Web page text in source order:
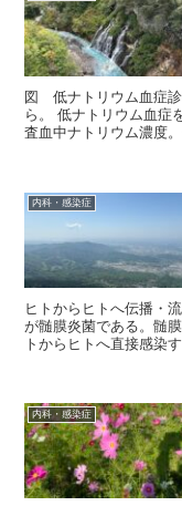
図 低ナトリウム血症
ら。 低ナトリウム血症を診断するためのチェックすべき項目血液検
査血中ナトリウム濃度
内科・感染症
ヒトからヒトへ伝播・
が髄膜炎菌である。髄
トからヒトへ直接感染
内科・感染症